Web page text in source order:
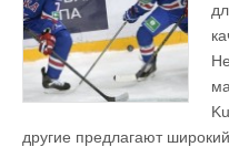
другие предлагают